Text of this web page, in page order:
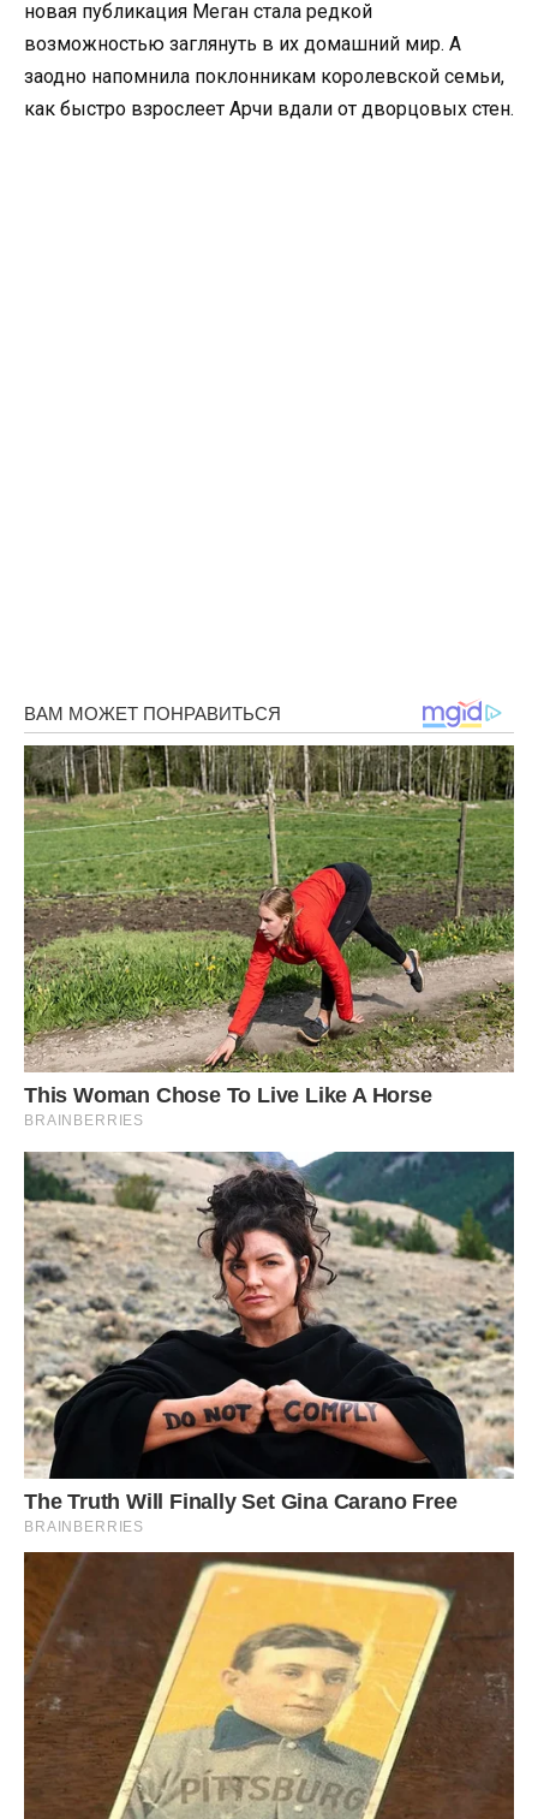
новая публикация Меган стала редкой
возможностью заглянуть в их домашний мир. А
заодно напомнила поклонникам королевской семьи,
как быстро взрослеет Арчи вдали от дворцовых стен.